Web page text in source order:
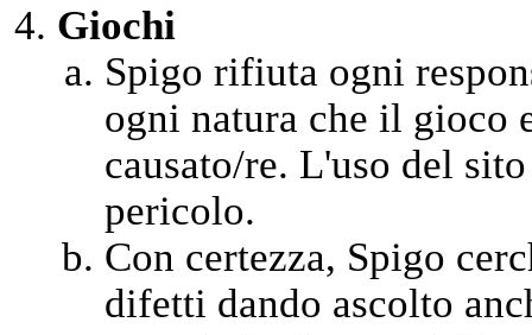
Giochi
Spigo rifiuta ogni
ogni natura che il gioco
causato/re. L'uso del
pericolo.
Con certezza, Spigo
difetti dando ascolto